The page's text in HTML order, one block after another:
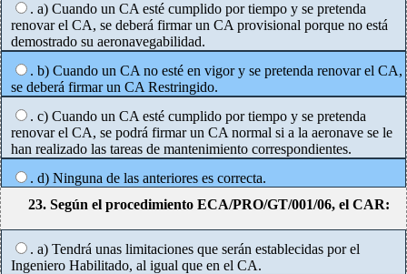
. a) Cuando un CA esté cumplido por tiempo y se pretenda
renovar el CA, se deberá firmar un CA provisional porque no está
demostrado su aeronavegabilidad.
. b) Cuando un CA no esté en vigor y se pretenda renovar el CA,
se deberá firmar un CA Restringido.
. c) Cuando un CA esté cumplido por tiempo y se pretenda
renovar el CA, se podrá firmar un CA normal si a la aeronave se le
han realizado las tareas de mantenimiento correspondientes.
. d) Ninguna de las anteriores es correcta.
23. Según el procedimiento ECA/PRO/GT/001/06, el CAR:
. a) Tendrá unas limitaciones que serán establecidas por el
Ingeniero Habilitado, al igual que en el CA.